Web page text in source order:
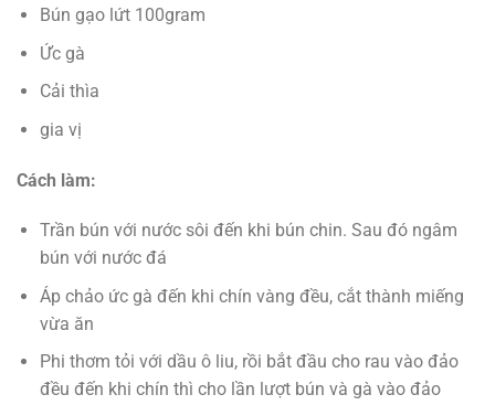
Bún gạo lứt 100gram
Ức gà
Cải thìa
gia vị
Cách làm:
Trần bún với nước sôi đến khi bún chin. Sau đó ngâm
bún với nước đá
Áp chảo ức gà đến khi chín vàng đều, cắt thành miếng
vừa ăn
Phi thơm tỏi với dầu ô liu, rồi bắt đầu cho rau vào đảo
đều đến khi chín thì cho lần lượt bún và gà vào đảo